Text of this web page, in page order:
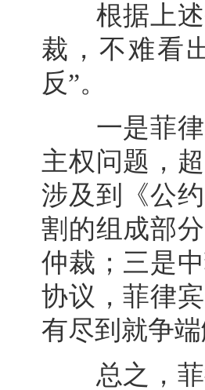
根据上述
裁，不难看
反”。
一是菲律
主权问题，
涉及到《公
割的组成部
仲裁；三是
协议，菲律
有尽到就争
总之，菲